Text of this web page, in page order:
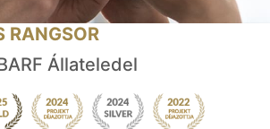
RANGSOR
Állateledel